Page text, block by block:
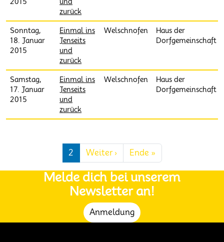
zurück
Sonntag,
18. Januar
2015
Einmal ins
Jenseits
und
zurück
Welschnofen
Haus der
Dorfgemeinschaft
Samstag,
17. Januar
2015
Einmal ins
Jenseits
und
zurück
Welschnofen
Haus der
Dorfgemeinschaft
2 Weiter ›Nächste Seite
Ende »Letzte Seite
Melde dich bei unserem
Newsletter an!
Anmeldung